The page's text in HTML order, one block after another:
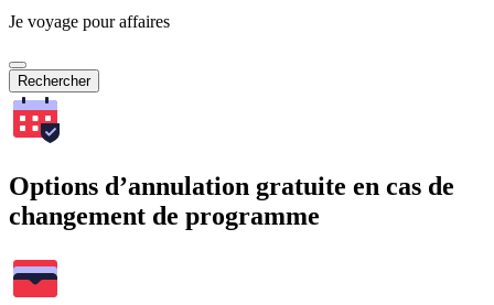
Je voyage pour affaires
Rechercher
Options d’annulation gratuite en cas de
changement de programme